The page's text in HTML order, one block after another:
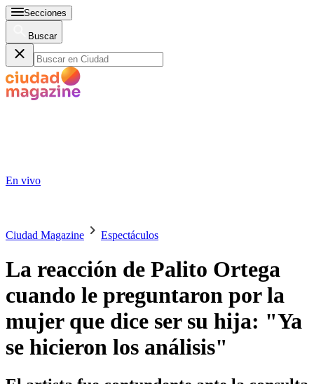
Secciones
Buscar
En vivo
Ciudad Magazine Espectáculos
La reacción de Palito Ortega
cuando le preguntaron por la
mujer que dice ser su hija: "Ya
se hicieron los análisis"